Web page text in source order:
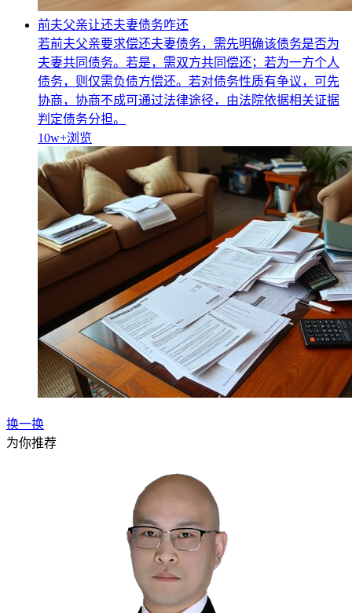
前夫父亲让还夫妻债务咋还
若前夫父亲要求偿还夫妻债务，需先明确该债务是否为
夫妻共同债务。若是，需双方共同偿还；若为一方个人
债务，则仅需负债方偿还。若对债务性质有争议，可先
协商，协商不成可通过法律途径，由法院依据相关证据
判定债务分担。
10w+浏览
换一换
为你推荐